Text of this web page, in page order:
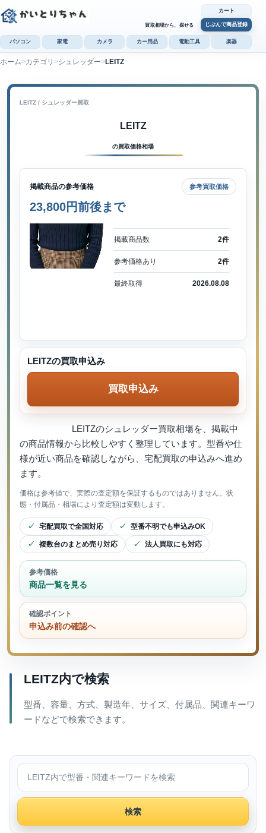
買取相場から、探せる
カート
じぶんで商品登録
パソコン 家電 カメラ カー用品 電動工具 楽器
ホーム カテゴリ シュレッダー LEITZ
LEITZ / シュレッダー買取
LEITZ
の買取価格相場
掲載商品の参考価格 参考買取価格
23,800円前後まで
掲載商品数 2件
参考価格あり 2件
最終取得 2026.08.08
LEITZのシュレッダー買取相場を、掲載中
の商品情報から比較しやすく整理しています。型番や仕
様が近い商品を確認しながら、宅配買取の申込みへ進め
ます。
価格は参考値で、実際の査定額を保証するものではありません。状
態・付属品・相場により査定額は変動します。
宅配買取で全国対応 型番不明でも申込みOK
複数台のまとめ売り対応 法人買取にも対応
参考価格
商品一覧を見る
確認ポイント
申込み前の確認へ
LEITZの買取申込み
買取申込み
LEITZ内で検索
型番、容量、方式、製造年、サイズ、付属品、関連キーワ
ードなどで検索できます。
LEITZ内で検索
検索